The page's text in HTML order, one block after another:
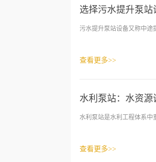
选择污水提升泵
污水提升泵站设备又称中途
查看更多>>
水利泵站：水资
水利泵站是水利工程体系中
查看更多>>